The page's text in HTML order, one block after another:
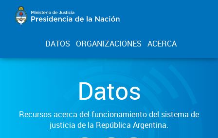
DATOS ORGANIZACIONES ACERCA
Datos
Recursos acerca del funcionamiento del sistema de
justicia de la República Argentina.